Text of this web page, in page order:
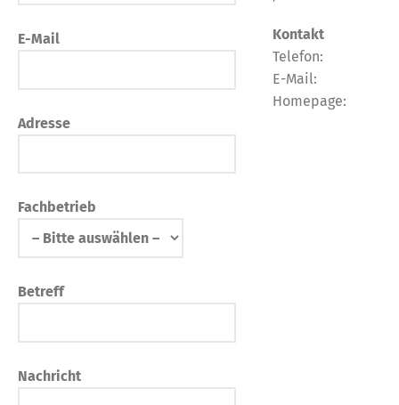
E-Mail
Adresse
Fachbetrieb
Betreff
Nachricht
Kontakt
Telefon:
E-Mail:
Homepage: